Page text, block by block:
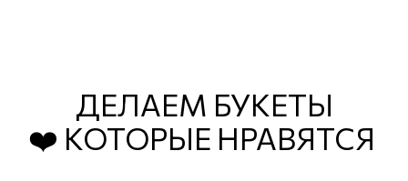
ДЕЛАЕМ БУКЕТЫ
❤️ КОТОРЫЕ НРАВЯТСЯ